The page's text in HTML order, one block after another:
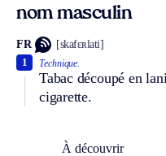
nom masculin
FR [skafɛʀlati]
Technique.
Tabac découpé en
cigarette.
1
À découvrir